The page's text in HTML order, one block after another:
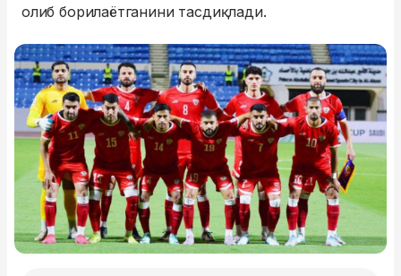
олиб борилаётганини тасдиқлади.